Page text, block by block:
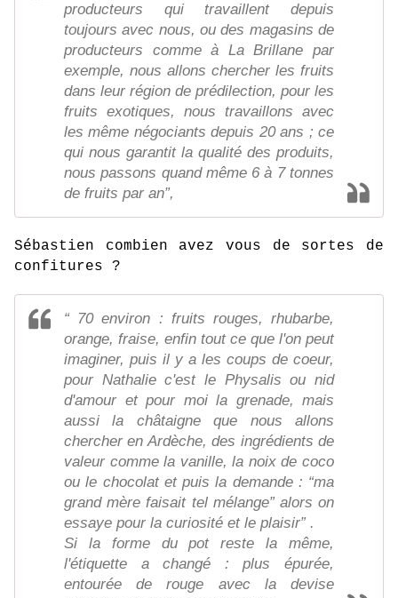
producteurs qui travaillent depuis
toujours avec nous, ou des magasins de
producteurs comme à La Brillane par
exemple, nous allons chercher les fruits
dans leur région de prédilection, pour les
fruits exotiques, nous travaillons avec
les même négociants depuis 20 ans ; ce
qui nous garantit la qualité des produits,
nous passons quand même 6 à 7 tonnes
de fruits par an”,
Sébastien combien avez vous de sortes de
confitures ?
“ 70 environ : fruits rouges, rhubarbe,
orange, fraise, enfin tout ce que l'on peut
imaginer, puis il y a les coups de coeur,
pour Nathalie c'est le Physalis ou nid
d'amour et pour moi la grenade, mais
aussi la châtaigne que nous allons
chercher en Ardèche, des ingrédients de
valeur comme la vanille, la noix de coco
ou le chocolat et puis la demande : “ma
grand mère faisait tel mélange” alors on
essaye pour la curiosité et le plaisir” .
Si la forme du pot reste la même,
l'étiquette a changé : plus épurée,
entourée de rouge avec la devise